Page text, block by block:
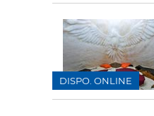
DISPO. ONLINE